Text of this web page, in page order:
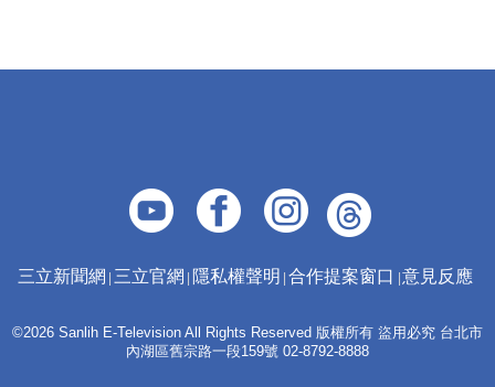
三立新聞網 三立官網 隱私權聲明 合作提案窗口 意見反應
©2026 Sanlih E-Television All Rights Reserved 版權所有 盜用必究 台北市
內湖區舊宗路一段159號 02-8792-8888